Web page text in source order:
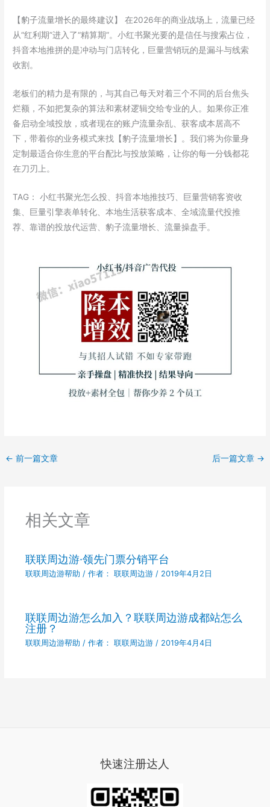
【豹子流量增长的最终建议】 在2026年的商业战场上，流量已经
从“红利期”进入了“精算期”。小红书聚光要的是信任与搜索占位，
抖音本地推拼的是冲动与门店转化，巨量营销玩的是漏斗与线索
收割。
老板们的精力是有限的，与其自己每天对着三个不同的后台焦头
烂额，不如把复杂的算法和素材逻辑交给专业的人。如果你正准
备启动全域投放，或者现在的账户流量杂乱、获客成本居高不
下，带着你的业务模式来找【豹子流量增长】。我们将为你量身
定制最适合你生意的平台配比与投放策略，让你的每一分钱都花
在刀刃上。
TAG： 小红书聚光怎么投、抖音本地推技巧、巨量营销客资收
集、巨量引擎表单转化、本地生活获客成本、全域流量代投推
荐、靠谱的投放代运营、豹子流量增长、流量操盘手。
← 前一篇文章 后一篇文章 →
相关文章
联联周边游·领先门票分销平台
联联周边游帮助 / 作者： 联联周边游 / 2019年4月2日
联联周边游怎么加入？联联周边游成都站怎么
注册？
联联周边游帮助 / 作者： 联联周边游 / 2019年4月4日
快速注册达人